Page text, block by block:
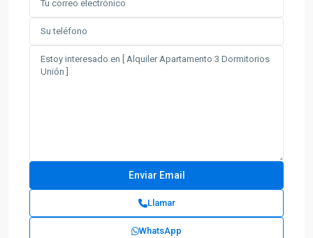
Llamar
WhatsApp